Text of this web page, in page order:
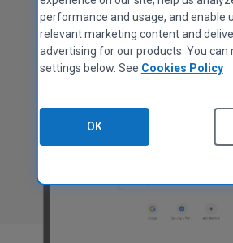
CCleaner for Mac
Personvernerklæring
Data faktaark
Retningslinjer for informasjonskapsler
Vilkår for bruk
Kontakt oss
Gratis nedlasting
performance and usage, and enable
relevant marketing content and
advertising for our products. You can
settings below. See Cookies Policy
OK